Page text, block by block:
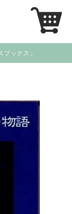
ックス」